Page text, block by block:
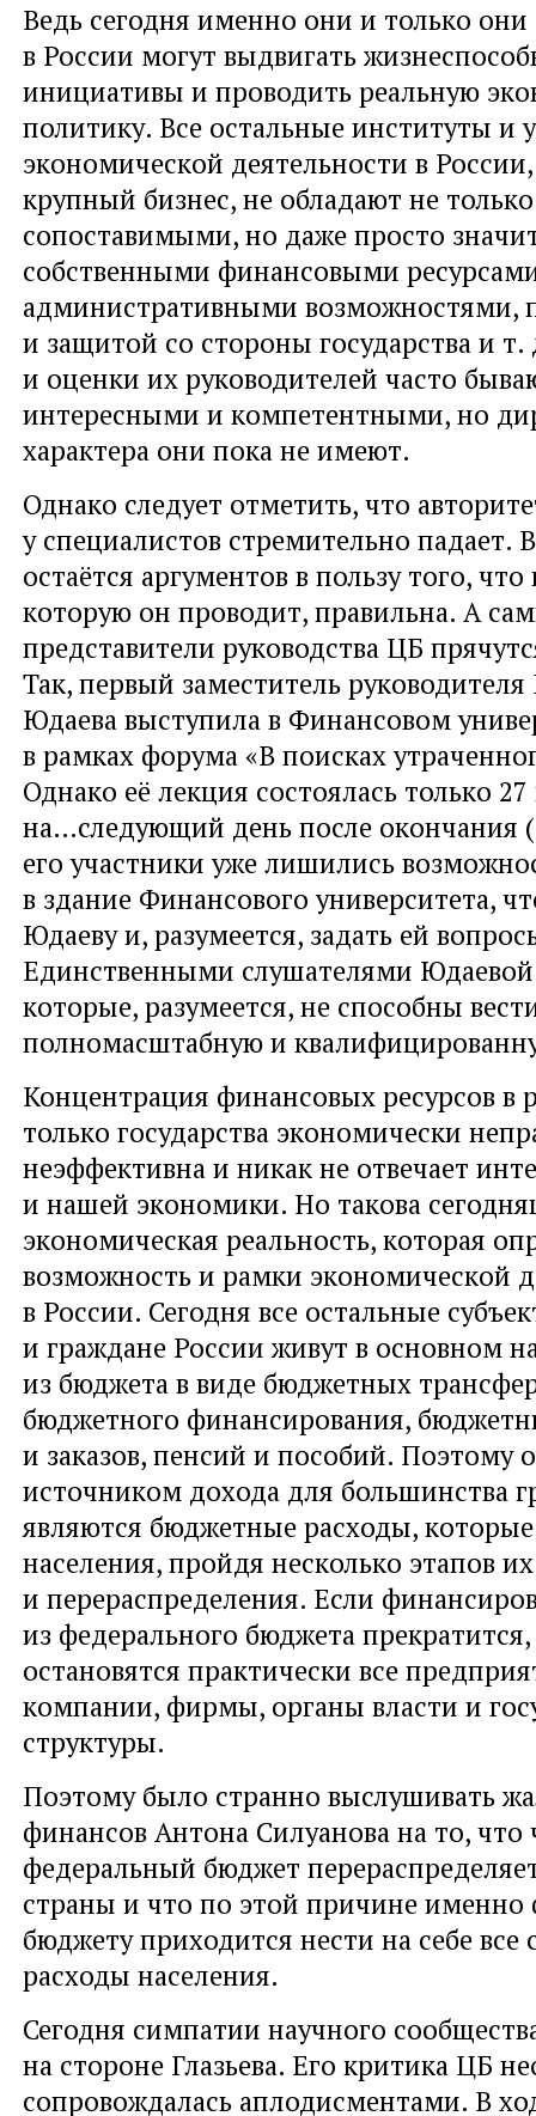
Ведь сегодня именно они и только
в России могут выдвигать
инициативы и проводить реальную
политику. Все остальные институты и
экономической деятельности в
крупный бизнес, не обладают не только
сопоставимыми, но даже просто
собственными финансовыми
административными возможностями,
и защитой со стороны государства и
и оценки их руководителей часто
интересными и компетентными, но
характера они пока не имеют.
Однако следует отметить, что
у специалистов стремительно падает.
остаётся аргументов в пользу того,
которую он проводит, правильна. А
представители руководства ЦБ
Так, первый заместитель
Юдаева выступила в Финансовом
в рамках форума «В поисках
Однако её лекция состоялась только
на…следующий день после окончания
его участники уже лишились
в здание Финансового университета,
Юдаеву и, разумеется, задать ей
Единственными слушателями
которые, разумеется, не способны
полномасштабную и
Концентрация финансовых ресурсов в
только государства экономически
неэффективна и никак не отвечает
и нашей экономики. Но такова
экономическая реальность, которая
возможность и рамки экономической
в России. Сегодня все остальные
и граждане России живут в основном
из бюджета в виде бюджетных
бюджетного финансирования,
и заказов, пенсий и пособий. Поэтому
источником дохода для большинства
являются бюджетные расходы,
населения, пройдя несколько этапов
и перераспределения. Если
из федерального бюджета
остановятся практически все
компании, фирмы, органы власти и
структуры.
Поэтому было странно выслушивать
финансов Антона Силуанова на то, что
федеральный бюджет
страны и что по этой причине именно
бюджету приходится нести на себе все
расходы населения.
Сегодня симпатии научного
на стороне Глазьева. Его критика ЦБ
сопровождалась аплодисментами. В